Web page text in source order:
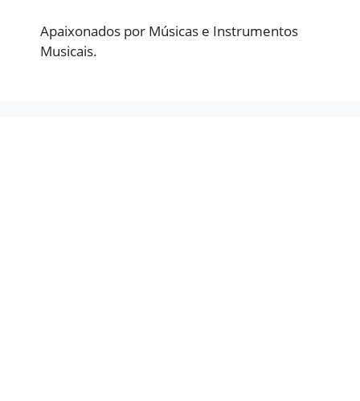
Apaixonados por Músicas e Instrumentos
Musicais.